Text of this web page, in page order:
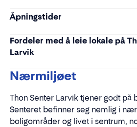
Åpningstider
Fordeler med å leie lokale på
Larvik
Nærmiljøet
Thon Senter Larvik tjener godt på
Senteret befinner seg nemlig i
boligområder og livet i sentrum,